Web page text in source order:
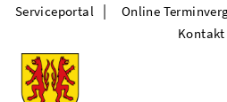
Serviceportal | Online
Kontakt